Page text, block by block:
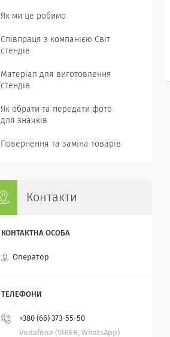
Як ми це робимо
Співпраця з компанією Світ
стендів
Матеріал для виготовлення
стендів
Як обрати та передати фото
для значків
Повернення та заміна товарів
Контакти
Оператор
+380 (66) 373-55-50
Vodafone (VIBER, WhatsApp)